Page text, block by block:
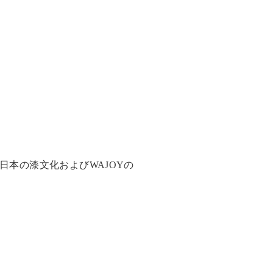
本の漆文化およびWAJOYの